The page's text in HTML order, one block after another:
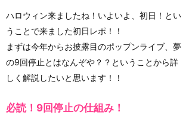
ハロウィン来ましたね！いよいよ、初日！とい
うことで来ました初日レポ！！
まずは今年からお披露目のポップンライブ、夢
の9回停止とはなんぞや？？ということから詳
しく解説したいと思います！！
必読！9回停止の仕組み！